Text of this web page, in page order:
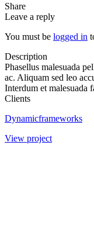
Share
Leave a reply
You must be logged in
Description
Phasellus malesuada
ac. Aliquam sed leo
Interdum et malesuada
Clients
Dynamicframeworks
View project